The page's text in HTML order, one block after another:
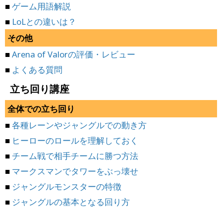
■ゲーム用語解説
■ LoLとの違いは？
その他
■Arena of Valorの評価・レビュー
■ よくある質問
立ち回り講座
全体での立ち回り
■各種レーンやジャングルでの動き方
■ ヒーローのロールを理解しておく
■ チーム戦で相手チームに勝つ方法
■ マークスマンでタワーをぶっ壊せ
■ ジャングルモンスターの特徴
■ ジャングルの基本となる回り方